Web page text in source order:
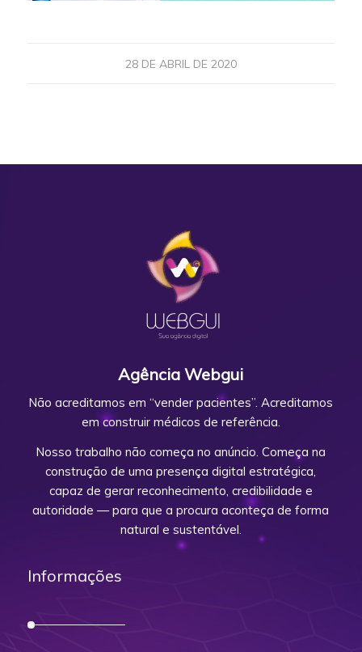
28 DE ABRIL DE 2020
Agência Webgui
Não acreditamos em “vender pacientes”. Acreditamos
em construir médicos de referência.
Nosso trabalho não começa no anúncio. Começa na
construção de uma presença digital estratégica,
capaz de gerar reconhecimento, credibilidade e
autoridade — para que a procura aconteça de forma
natural e sustentável.
Informações